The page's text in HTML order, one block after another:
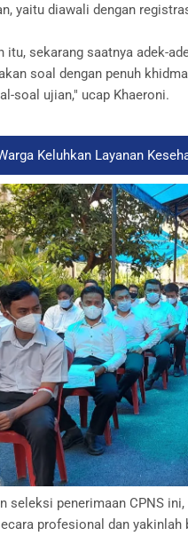
yaitu diawali dengan
itu, sekarang saatnya adek-
soal dengan penuh
soal ujian," ucap Khaeroni.
Keluhkan Layanan
seleksi penerimaan CPNS
profesional dan yakinlah